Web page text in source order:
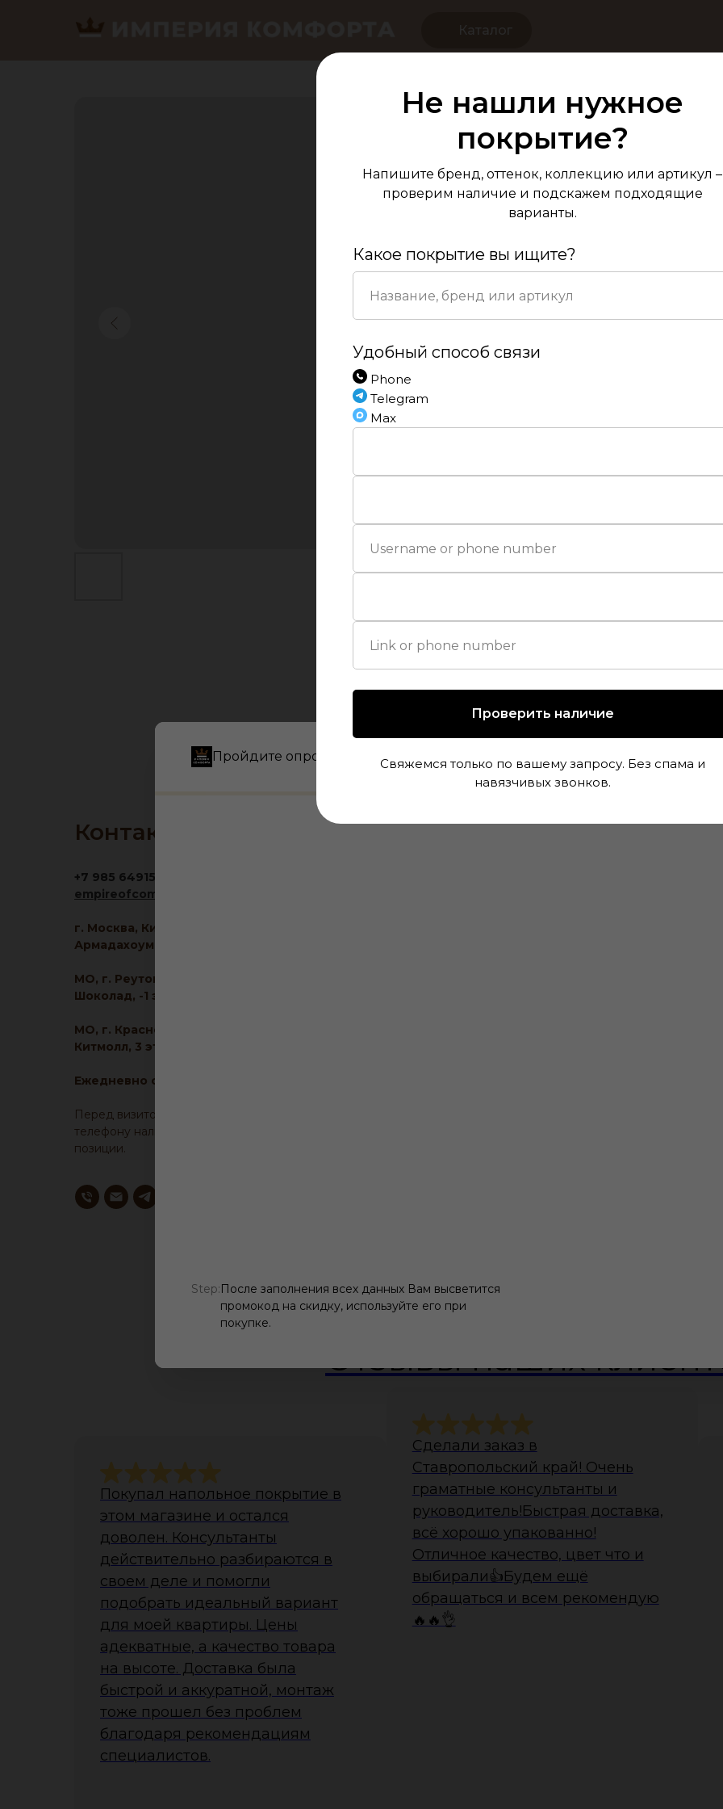
Каталог
Пройдите опрос и получите скидку до 20%
Step:После заполнения всех данных Вам высветится
промокод на скидку, используйте его при
покупке.
Ламинат ПВХ
Напольные
Тип
Не нашли нужное
покрытие?
Напишите бренд, оттенок, коллекцию или артикул –
проверим наличие и подскажем подходящие
варианты.
Какое покрытие вы ищите?
Удобный способ связи
Phone
Telegram
Max
Проверить наличие
Свяжемся только по вашему запросу. Без спама и
навязчивых звонков.
Контакты
+7 985 6491516
empireofcomfort@yandex.ru
г. Москва, Кировоградская ул., 11, корп. 1, ТЦ
Армадахоум, 1 этаж
МО, г. Реутов, МКАД 2-й км, д. 2, ТРЦ
Шоколад, -1 этаж
МО, г. Красногорск, ул. Ленина, д. 2, ТЦ
Китмолл, 3 этаж
Ежедневно с 10:00 до 21:00
Перед визитом, уточните у менеджера по
телефону наличие образца понравившейся
позиции.
Отзывы наших
Покупал напольное покрытие в
этом магазине и остался
доволен. Консультанты
действительно разбираются в
своем деле и помогли
подобрать идеальный вариант
для моей квартиры. Цены
адекватные, а качество товара
на высоте. Доставка была
быстрой и аккуратной, монтаж
тоже прошел без проблем
благодаря рекомендациям
специалистов.
Сделали заказ в
Ставропольский край! Очень
граматные консультанты и
руководитель!Быстрая доставка,
всё хорошо упакованно!
Отличное качество, цвет что и
выбирали👍Будем ещё
обращаться и всем рекомендую
🔥🔥👌